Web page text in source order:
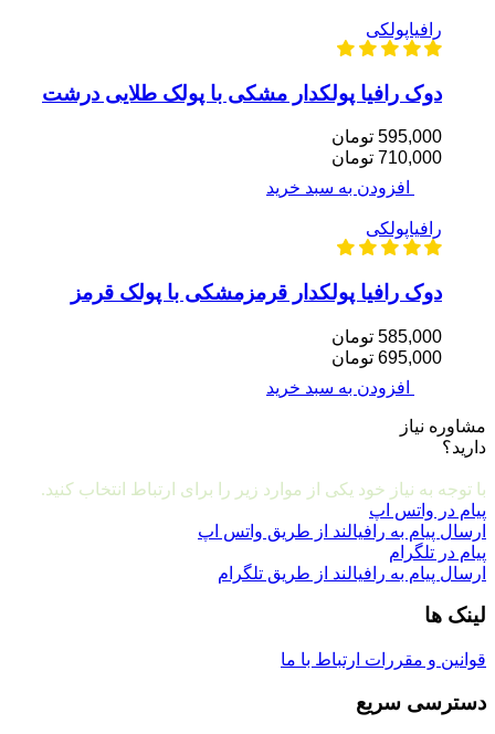
رافیاپولکی
دوک رافیا پولکدار مشکی با پولک طلایی درشت
595,000 تومان
710,000 تومان
افزودن به سبد خرید
رافیاپولکی
دوک رافیا پولکدار قرمزمشکی با پولک قرمز
585,000 تومان
695,000 تومان
افزودن به سبد خرید
مشاوره نیاز
دارید؟
با توجه به نیاز خود یکی از موارد زیر را برای ارتباط انتخاب کنید.
پیام در واتس اپ
ارسال پیام به رافیالند از طریق واتس اپ
پیام در تلگرام
ارسال پیام به رافیالند از طریق تلگرام
لینک ها
قوانین و مقررات ارتباط با ما
دسترسی سریع